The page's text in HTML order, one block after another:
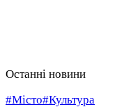
Останні новини
#Місто#Культура